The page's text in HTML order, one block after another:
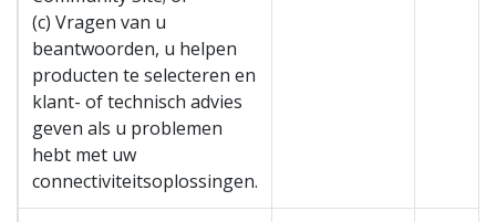
(c) Vragen van u
beantwoorden, u helpen
producten te selecteren en
klant- of technisch advies
geven als u problemen
hebt met uw
connectiviteitsoplossingen.